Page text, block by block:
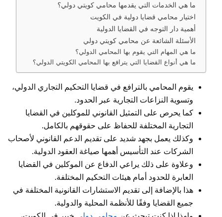
ما هي الخدمات التي يقدمها محامي كويتي دولي؟
اختيار محامي قضايا دولية في الكويت
أهمية دار التوجه في القضايا الدولية
الأسئلة الشائعة عن محامي كويتي دولي
ما هي المهام التي يقوم بها المحامي الدولي؟
ما هي أنواع القضايا التي يترافع بها المحامي الكويتي الدولي؟
يقوم المحامي بالترافع في قضايا التحكيم التجاري الدولي،
وتسوية النزاعات التجارية عبر الحدود.
كما يحرص على التمثيل القانوني للموكلين في القضايا
التجارية المختلفة للحفاظ على حقوقهم بالكامل.
وكذلك يعمل بجهد شديد على تقديم الدعم القانوني لأصحاب
الشركات عند التأسيس أهمها صياغة العقود الدولية.
وعلاوة على ذلك يراعي الدفاع عن الموكلين في القضايا
العابرة للحدود أمام هيئات التحكيم المختلفة.
هذا بالإضافة إلى تقديم الاستشارات القانونية المختلفة في
جميع القضايا وفقًا للأنظمة المحلية والدولية.